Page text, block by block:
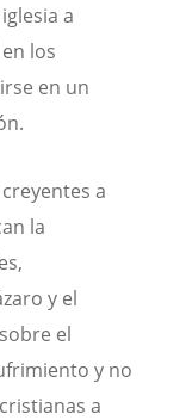
a
los
en un
a
la
y el
el
y no
a